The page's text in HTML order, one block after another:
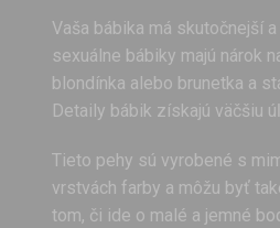
Vaša bábika má skutočnejší
sexuálne bábiky majú nárok
blondínka alebo brunetka a
Detaily bábik získajú väčšiu
Tieto pehy sú vyrobené s
vrstvách farby a môžu byť
tom, či ide o malé a jemné